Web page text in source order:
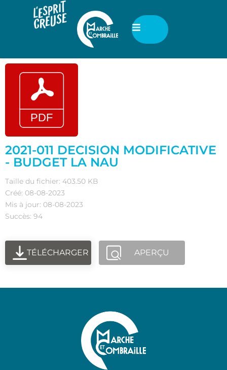
2021-011 DECISION MODIFICATIVE
- BUDGET LA NAU
Taille du fichier: 403.50 KB
Créé: 08-08-2023
Mis à jour: 08-08-2023
Succès: 94
TÉLÉCHARGER APERÇU